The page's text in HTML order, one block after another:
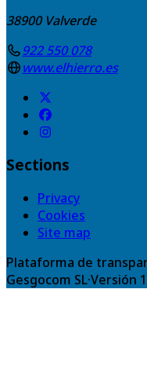
38900 Valverde
922 550 078
www.elhierro.es
Sections
Privacy
Cookies
Site map
Plataforma de
Gesgocom SL·Versión